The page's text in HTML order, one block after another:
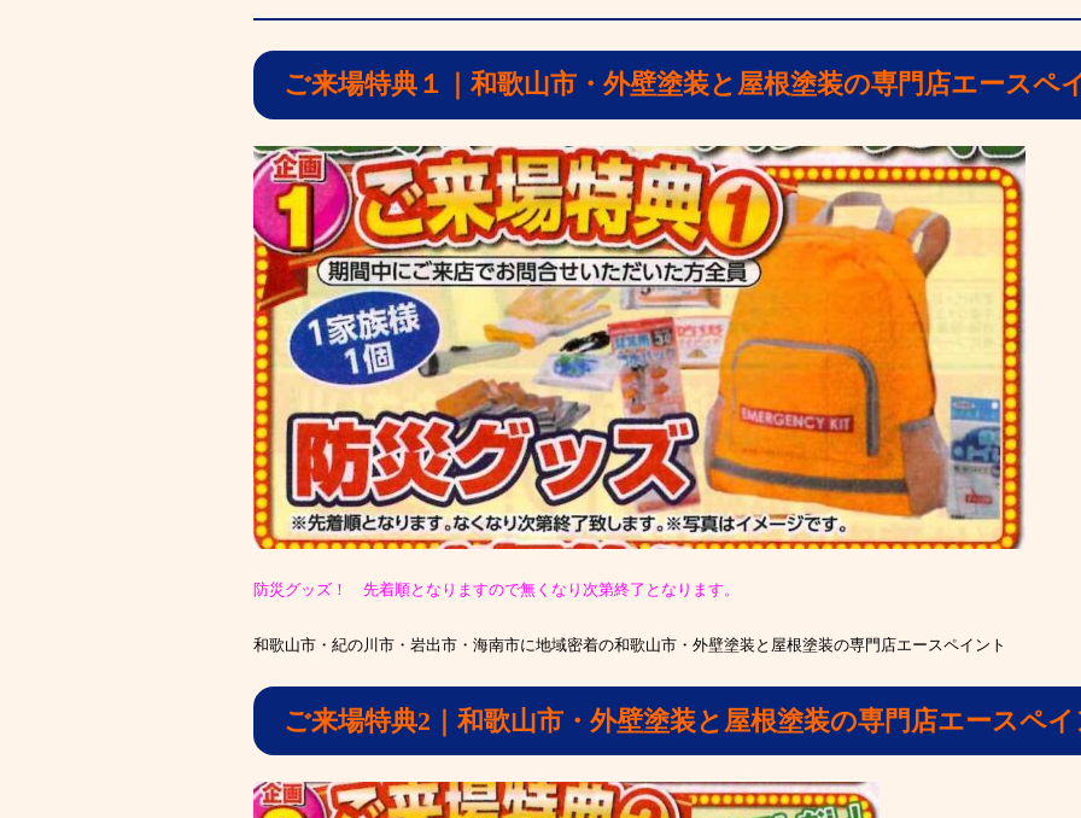
ご来場特典１｜和歌山市・外壁塗装と屋根塗装の専門店エースペ
防災グッズ！ 先着順となりますので無くなり次第終了となります。
和歌山市・紀の川市・岩出市・海南市に地域密着の和歌山市・外壁塗装と屋根塗装の専門店エースペイント
ご来場特典2｜和歌山市・外壁塗装と屋根塗装の専門店エースペ